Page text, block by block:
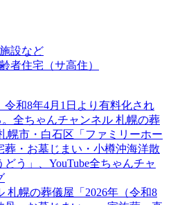
設など
者住宅（サ高住）
和8年4月1日より有料化され
全ちゃんチャンネル 札幌の葬
幌市・白石区「ファミリーホー
葬・お墓じまい・小樽沖海洋散
う」、YouTube全ちゃんチャ
札幌の葬儀屋「2026年（令和8